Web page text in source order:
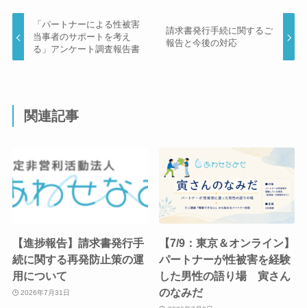
「パートナーによる性被害
当事者のサポートを考え
る」アンケート調査報告書
請求書発行手続に関するご
報告と今後の対応
関連記事
【進捗報告】請求書発行手
続に関する再発防止策の運
用について
2026年7月31日
【7/9：東京＆オンライン】
パートナーが性被害を経験
した男性の語り場 寅さん
のなみだ